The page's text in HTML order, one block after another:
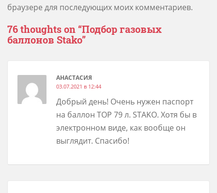
браузере для последующих моих комментариев.
76 thoughts on “Подбор газовых
баллонов Stako”
АНАСТАСИЯ
03.07.2021 в 12:44
Добрый день! Очень нужен паспорт
на баллон ТОР 79 л. STAKO. Хотя бы в
электронном виде, как вообще он
выглядит. Спасибо!